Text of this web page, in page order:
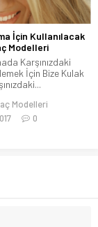
İçin Basit ama Şık
2020
kullanmak güzel
önem ve ilgi
Modelleri
0